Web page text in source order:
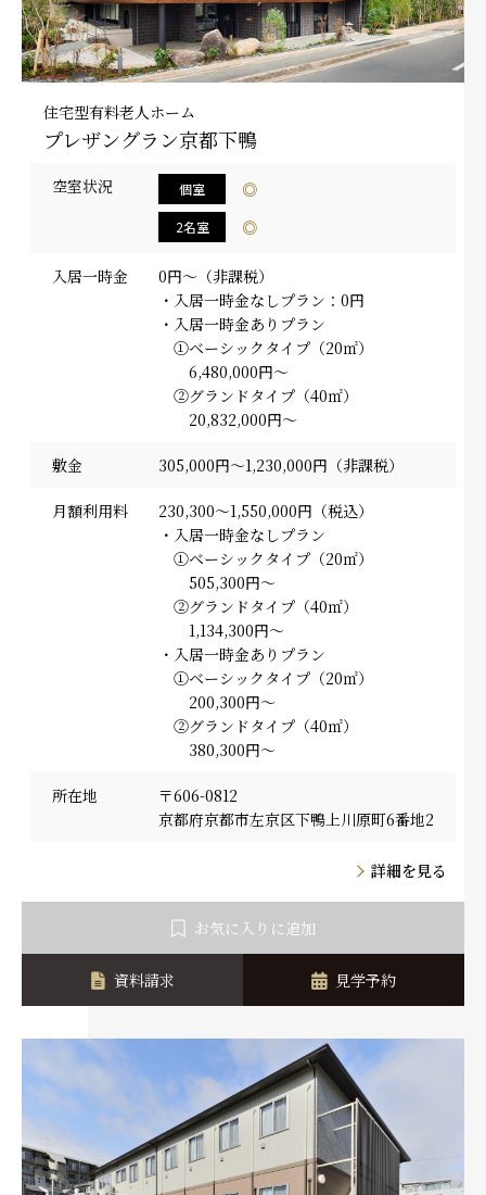
住宅型有料老人ホーム
プレザングラン京都下鴨
空室状況 個室 ◎
2名室 ◎
入居一時金
0円～（非課税）
・入居一時金なしプラン：0円
・入居一時金ありプラン
①ベーシックタイプ（20㎡）
6,480,000円～
②グランドタイプ（40㎡）
20,832,000円～
敷金 305,000円～1,230,000円（非課税）
月額利用料
230,300～1,550,000円（税込）
・入居一時金なしプラン
①ベーシックタイプ（20㎡）
505,300円～
②グランドタイプ（40㎡）
1,134,300円～
・入居一時金ありプラン
①ベーシックタイプ（20㎡）
200,300円～
②グランドタイプ（40㎡）
380,300円～
所在地
〒606-0812
京都府京都市左京区下鴨上川原町6番地2
詳細を見る
お気に入りに追加
資料請求 見学予約